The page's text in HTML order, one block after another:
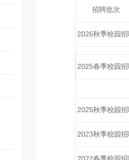
招聘批次
2026秋季校园
2025春季校园
2025秋季校园
2023秋季校园